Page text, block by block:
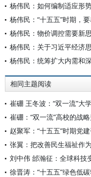
杨伟民：如何编制适应形
杨伟民：“十五五”时期，
杨伟民：物价调控需要新
杨伟民：关于习近平经济
相同主题阅读
赵聚军：“十五五”时期党
张翼：把改善民生福祉作
徐晋涛：“十五五”绿色低